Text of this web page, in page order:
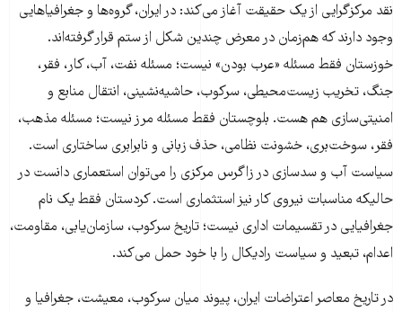
نقد مرکزگرایی از یک حقیقت آغاز می‌کند: در ایران، گروه‌ها و جغرافیاهایی
وجود دارند که هم‌زمان در معرض چندین شکل از ستم قرار گرفته‌اند.
خوزستان فقط مسئله «عرب بودن» نیست؛ مسئله نفت، آب، کار، فقر،
جنگ، تخریب زیست‌محیطی، سرکوب، حاشیه‌نشینی، انتقال منابع و
امنیتی‌سازی هم هست. بلوچستان فقط مسئله مرز نیست؛ مسئله مذهب،
فقر، سوخت‌بری، خشونت نظامی، حذف زبانی و نابرابری ساختاری است.
سیاست آب و سدسازی در زاگرس مرکزی را می‌توان استعماری دانست در
حالیکه مناسبات نیروی کار نیز استثماری است. کردستان فقط یک نام
جغرافیایی در تقسیمات اداری نیست؛ تاریخ سرکوب، سازمان‌یابی، مقاومت،
اعدام، تبعید و سیاست رادیکال را با خود حمل می‌کند.
در تاریخ معاصر اعتراضات ایران، پیوند میان سرکوب، معیشت، جغرافیا و